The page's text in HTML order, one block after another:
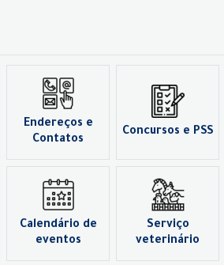
Endereços e
Contatos
Concursos e PSS
Calendário de
eventos
Serviço
veterinário